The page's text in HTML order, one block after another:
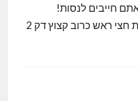
חייבים לנסות!
מצרכים: גמבה חתוכה לפרוסות דקות חצי ראש כרוב קצוץ דק 2